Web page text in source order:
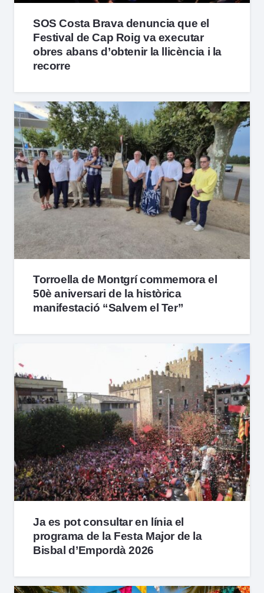
SOS Costa Brava denuncia que el
Festival de Cap Roig va executar
obres abans d’obtenir la llicència i la
recorre
Torroella de Montgrí commemora el
50è aniversari de la històrica
manifestació “Salvem el Ter”
Ja es pot consultar en línia el
programa de la Festa Major de la
Bisbal d’Empordà 2026